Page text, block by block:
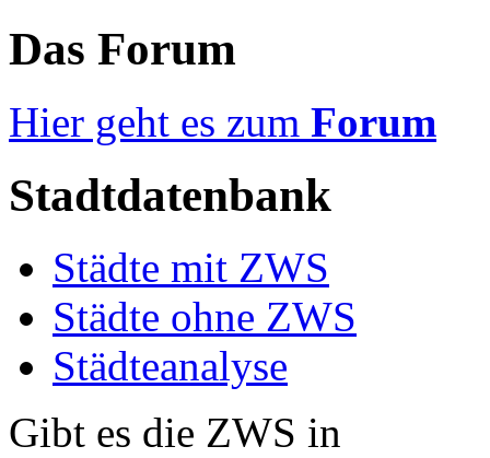
Das Forum
Hier geht es zum Forum
Stadtdatenbank
Städte mit ZWS
Städte ohne ZWS
Städteanalyse
Gibt es die ZWS in